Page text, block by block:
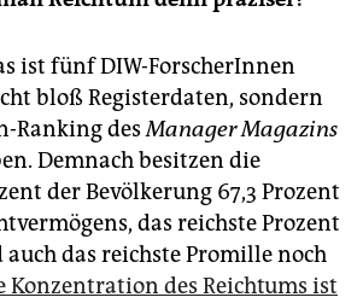
ist fünf DIW-ForscherInnen
bloß Registerdaten, sondern
Ranking desManager Magazins
Demnach besitzen die
der Bevölkerung 67,3 Prozent
das reichste Prozent
auch das reichste Promille noch
Konzentration des Reichtums ist